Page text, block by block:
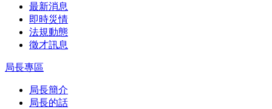
最新消息
即時災情
法規動態
徵才訊息
局長專區
局長簡介
局長的話